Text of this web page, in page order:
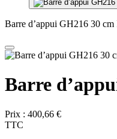
Barre d’appui GH216 30 cm
Barre
Prix : 400,66 €
TTC